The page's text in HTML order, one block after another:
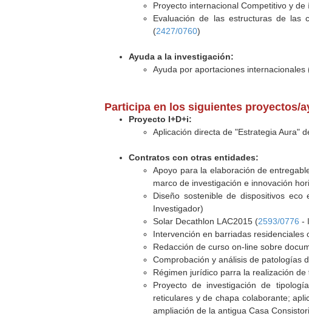
Proyecto internacional Competitivo y
Evaluación de las estructuras de las
(2427/0760)
Ayuda a la investigación:
Ayuda por aportaciones internacionales
Participa en los siguientes proyectos/
Proyecto I+D+i:
Aplicación directa de "Estrategia Aura"
Contratos con otras entidades:
Apoyo para la elaboración de
marco de investigación e innovación
Diseño sostenible de dispositivos
Investigador)
Solar Decathlon LAC2015 (2593/0776 -
Intervención en barriadas
Redacción de curso on-line sobre
Comprobación y análisis de patologías
Régimen jurídico parra la realización de
Proyecto de investigación de
reticulares y de chapa colaborante;
ampliación de la antigua Casa